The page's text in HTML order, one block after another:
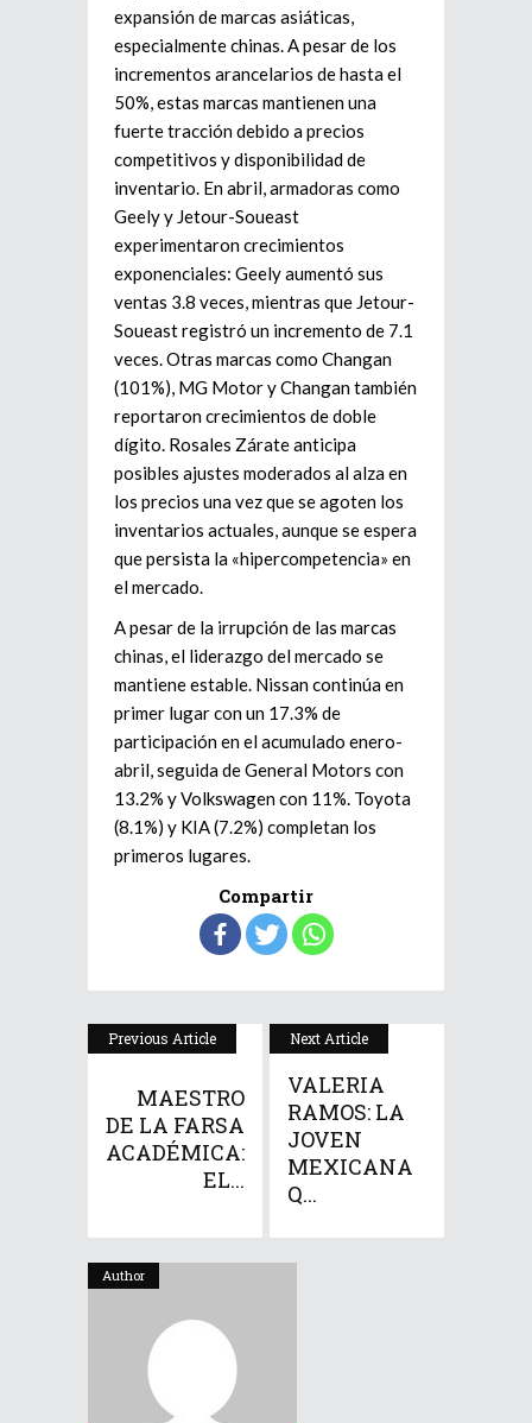
expansión de marcas asiáticas,
especialmente chinas. A pesar de los
incrementos arancelarios de hasta el
50%, estas marcas mantienen una
fuerte tracción debido a precios
competitivos y disponibilidad de
inventario. En abril, armadoras como
Geely y Jetour-Soueast
experimentaron crecimientos
exponenciales: Geely aumentó sus
ventas 3.8 veces, mientras que Jetour-
Soueast registró un incremento de 7.1
veces. Otras marcas como Changan
(101%), MG Motor y Changan también
reportaron crecimientos de doble
dígito. Rosales Zárate anticipa
posibles ajustes moderados al alza en
los precios una vez que se agoten los
inventarios actuales, aunque se espera
que persista la «hipercompetencia» en
el mercado.
A pesar de la irrupción de las marcas
chinas, el liderazgo del mercado se
mantiene estable. Nissan continúa en
primer lugar con un 17.3% de
participación en el acumulado enero-
abril, seguida de General Motors con
13.2% y Volkswagen con 11%. Toyota
(8.1%) y KIA (7.2%) completan los
primeros lugares.
Compartir
Previous Article
MAESTRO
DE LA FARSA
ACADÉMICA:
EL...
Next Article
VALERIA
RAMOS: LA
JOVEN
MEXICANA
Q...
Author